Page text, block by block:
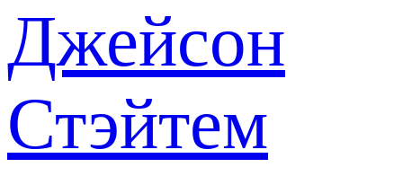
Джейсон
Стэйтем